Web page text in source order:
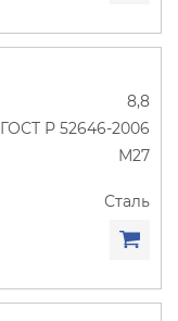
8,8
ГОСТ Р 52646-2006
М27
Сталь